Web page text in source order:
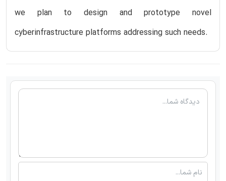
we plan to design and prototype novel
cyberinfrastructure platforms addressing such needs.